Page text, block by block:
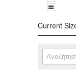
Current
Φόρμα
Αναζήτηση